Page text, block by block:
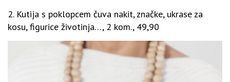
2. Kutija s poklopcem čuva nakit, značke, ukrase za
kosu, figurice životinja…, 2 kom., 49,90